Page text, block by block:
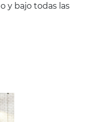
y bajo todas las